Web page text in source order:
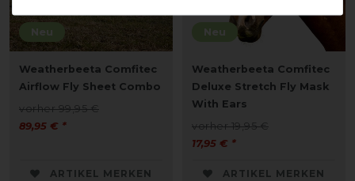
Neu
Weatherbeeta Comfitec
Airflow Fly Sheet Combo
vorher 99,95 €
89,95 € *
ARTIKEL MERKEN
Neu
Weatherbeeta Comfitec
Deluxe Stretch Fly Mask
With Ears
vorher 19,95 €
17,95 € *
ARTIKEL MERKEN